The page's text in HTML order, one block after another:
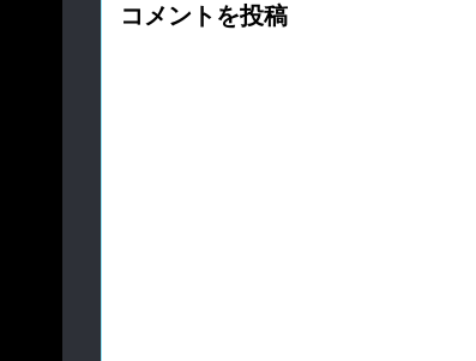
コメントを投稿